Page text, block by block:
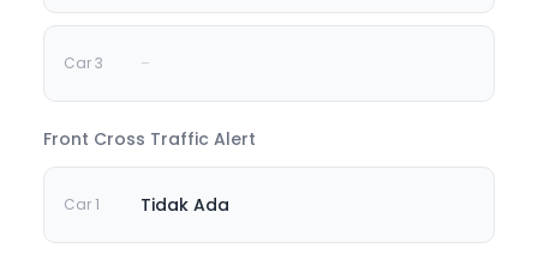
-
Front Cross Traffic Alert
Tidak Ada